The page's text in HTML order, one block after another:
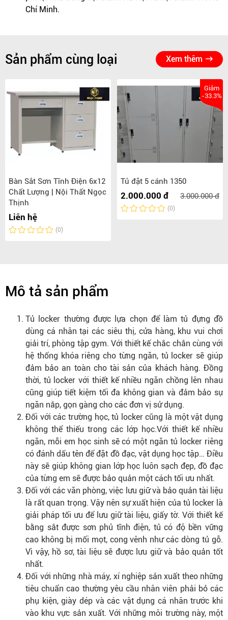
Chí Minh.
Sản phẩm cùng loại Xem thêm
Bàn Sắt Sơn Tĩnh Điện 6x12
Chất Lượng | Nội Thất Ngọc
Thịnh
Liên hệ
(0)
Giảm
-33.3%
Tủ đặt 5 cánh 1350
2.000.000 đ 3.000.000 đ
(0)
Mô tả sản phẩm
Tủ locker thường được lựa chọn để làm tủ đựng đồ
dùng cá nhân tại các siêu thị, cửa hàng, khu vui chơi
giải trí, phòng tập gym. Với thiết kế chắc chắn cùng với
hệ thống khóa riêng cho từng ngăn, tủ locker sẽ giúp
đảm bảo an toàn cho tài sản của khách hàng. Đồng
thời, tủ locker với thiết kế nhiều ngăn chồng lên nhau
cũng giúp tiết kiệm tối đa không gian và đảm bảo sự
ngăn nắp, gọn gàng cho các đơn vị sử dụng.
Đối với các trường học, tủ locker cũng là một vật dụng
không thể thiếu trong các lớp học.Với thiết kế nhiều
ngăn, mỗi em học sinh sẽ có một ngăn tủ locker riêng
có đánh dấu tên để đặt đồ đạc, vật dụng học tập… Điều
này sẽ giúp không gian lớp học luôn sạch đẹp, đồ đạc
của từng em sẽ được bảo quản một cách tối ưu nhất.
Đối với các văn phòng, việc lưu giữ và bảo quản tài liệu
là rất quan trọng. Vậy nên sự xuất hiện của tủ locker là
giải pháp tối ưu để lưu giữ tài liệu, giấy tờ. Với thiết kế
bằng sắt được sơn phủ tĩnh điện, tủ có độ bền vững
cao không bị mối mọt, cong vênh như các dòng tủ gỗ.
Vì vậy, hồ sơ, tài liệu sẽ được lưu giữ và bảo quản tốt
nhất.
Đối với những nhà máy, xí nghiệp sản xuất theo những
tiêu chuẩn cao thường yêu cầu nhân viên phải bỏ các
phụ kiện, giày dép và các vật dụng cá nhân trước khi
vào khu vực sản xuất. Với những môi trường này, một